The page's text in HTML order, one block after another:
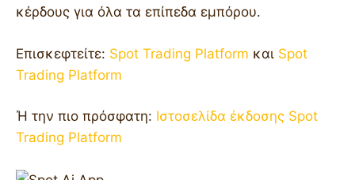
κέρδους για όλα τα επίπεδα εμπόρου.
Επισκεφτείτε: Spot Trading Platform και Spot
Trading Platform
Ή την πιο πρόσφατη: Ιστοσελίδα έκδοσης Spot
Trading Platform